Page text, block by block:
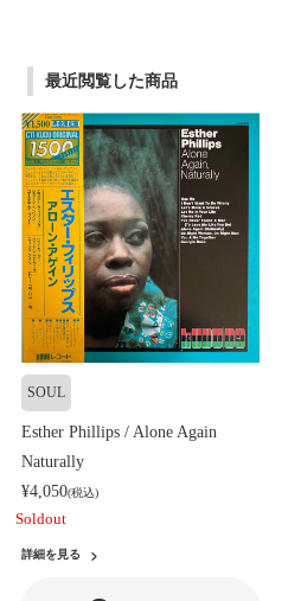
最近閲覧した商品
SOUL
Esther Phillips / Alone Again
Naturally
¥4,050(税込)
Soldout
詳細を見る